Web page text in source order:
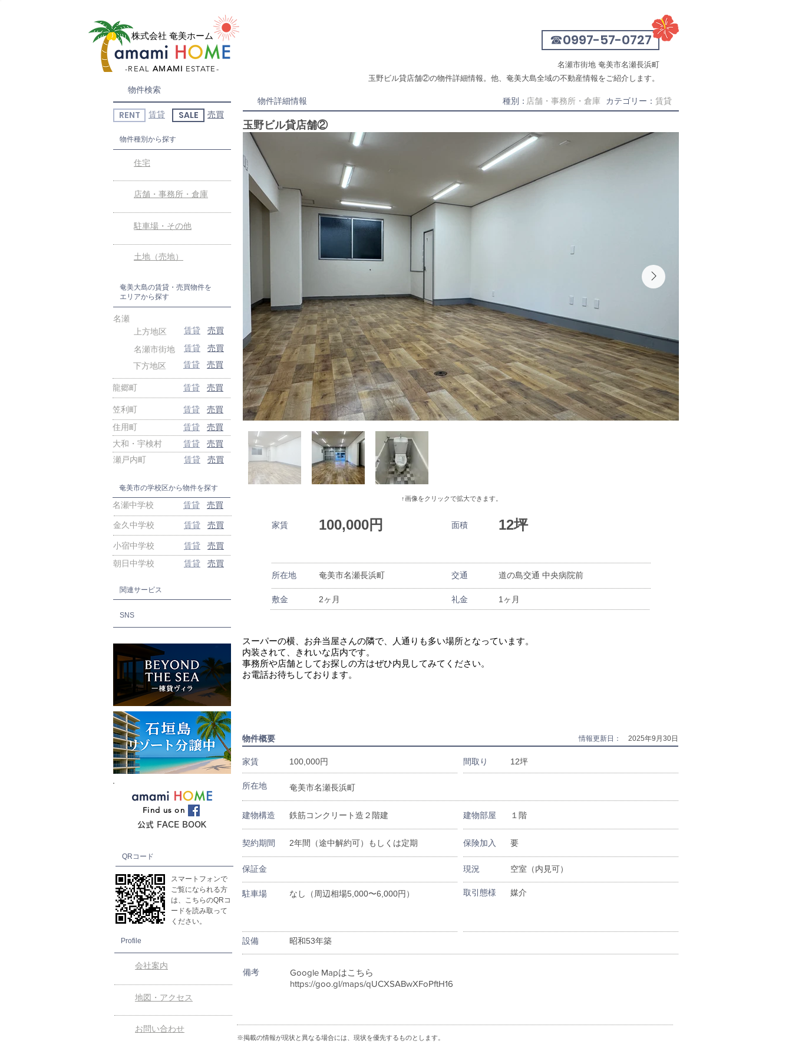
☎0997-57-0727
名瀬市街地 奄美市名瀬長浜町
玉野ビル貸店舗②の物件詳細情報。他、奄美大島全域の不動産情報をご紹介します。
カテゴリー： 賃貸
種別： 店舗・事務所・倉庫
物件詳細情報
玉野ビル貸店舗②
↑画像をクリックで拡大できます。
家賃 100,000円 面積 12坪
所在地 奄美市名瀬長浜町 交通 道の島交通 中央病院前
敷金 2ヶ月 礼金 1ヶ月
スーパーの横、お弁当屋さんの隣で、人通りも多い場所となっています。
内装されて、きれいな店内です。
事務所や店舗としてお探しの方はぜひ内見してみてください。
お電話お待ちしております。
物件概要 情報更新日： 2025年9月30日
家賃 100,000円 間取り 12坪
所在地 奄美市名瀬長浜町
建物構造 鉄筋コンクリート造２階建 建物部屋 １階
契約期間 2年間（途中解約可）もしくは定期 保険加入 要
保証金 現況 空室（内見可）
駐車場 なし（周辺相場5,000〜6,000円） 取引態様 媒介
設備 昭和53年築
備考
Google Mapはこちら
https://goo.gl/maps/qUCXSABwXFoPftH16
※掲載の情報が現状と異なる場合には、現状を優先するものとします。
株式会社 奄美ホーム
-REAL AMAMI ESTATE-
物件検索
RENT 賃貸 SALE 売買
物件種別から探す
住宅
店舗・事務所・倉庫
駐車場・その他
土地（売地）
奄美大島の賃貸・売買物件を
エリアから探す
名瀬
上方地区
名瀬市街地
下方地区
賃貸
売買
賃貸
売買
賃貸
売買
龍郷町 賃貸 売買
笠利町 賃貸
売買
住用町
賃貸
売買
大和・宇検村
賃貸
売買
瀬戸内町
賃貸 売買
奄美市の学校区から物件を探す
名瀬中学校 賃貸 売買
金久中学校 賃貸 売買
小宿中学校 賃貸
売買
朝日中学校
賃貸 売買
関連サービス
SNS
Find us on
公式 FACE BOOK
QR​コード
スマートフォンで
ご覧になられる方
は、こちらのQRコ
ードを読み取って
ください。
Profile
会社案内
地図・アクセス
お問い合わせ